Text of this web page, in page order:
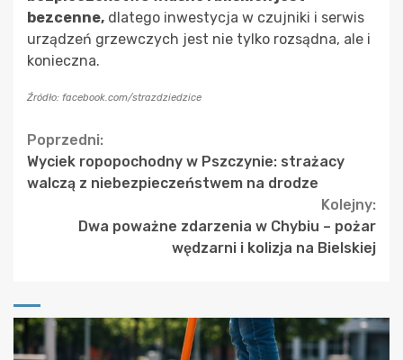
bezcenne, dlatego inwestycja w czujniki i serwis
urządzeń grzewczych jest nie tylko rozsądna, ale i
konieczna.
Źródło: facebook.com/strazdziedzice
Continue
Reading
Poprzedni:
Wyciek ropopochodny w Pszczynie: strażacy
walczą z niebezpieczeństwem na drodze
Kolejny:
Dwa poważne zdarzenia w Chybiu – pożar
wędzarni i kolizja na Bielskiej